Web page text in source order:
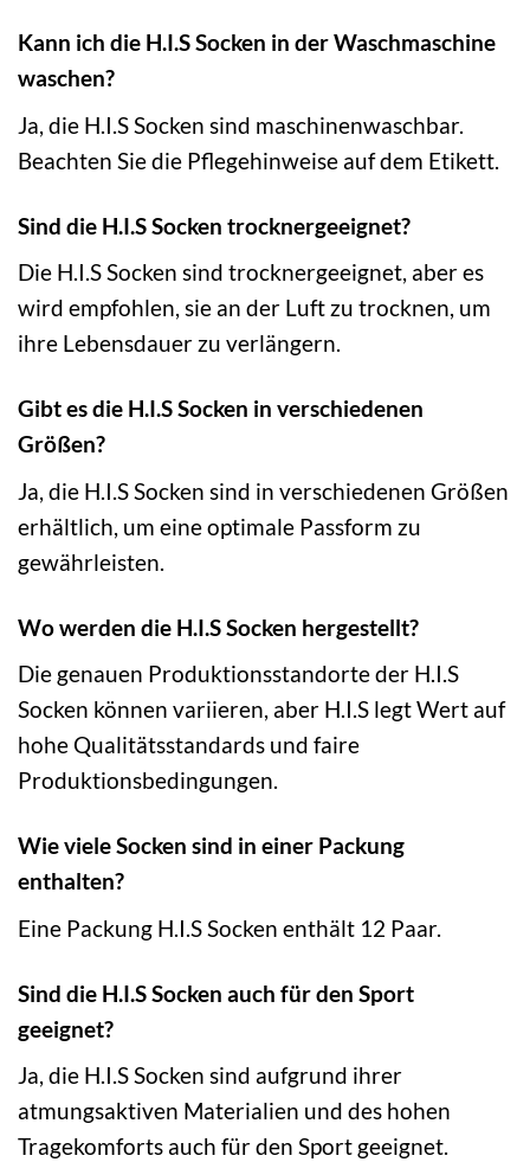
Kann ich die H.I.S Socken in der Waschmaschine
waschen?
Ja, die H.I.S Socken sind maschinenwaschbar.
Beachten Sie die Pflegehinweise auf dem Etikett.
Sind die H.I.S Socken trocknergeeignet?
Die H.I.S Socken sind trocknergeeignet, aber es
wird empfohlen, sie an der Luft zu trocknen, um
ihre Lebensdauer zu verlängern.
Gibt es die H.I.S Socken in verschiedenen
Größen?
Ja, die H.I.S Socken sind in verschiedenen Größen
erhältlich, um eine optimale Passform zu
gewährleisten.
Wo werden die H.I.S Socken hergestellt?
Die genauen Produktionsstandorte der H.I.S
Socken können variieren, aber H.I.S legt Wert auf
hohe Qualitätsstandards und faire
Produktionsbedingungen.
Wie viele Socken sind in einer Packung
enthalten?
Eine Packung H.I.S Socken enthält 12 Paar.
Sind die H.I.S Socken auch für den Sport
geeignet?
Ja, die H.I.S Socken sind aufgrund ihrer
atmungsaktiven Materialien und des hohen
Tragekomforts auch für den Sport geeignet.